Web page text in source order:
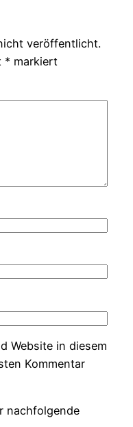
veröffentlicht.
* markiert
Website in diesem
Kommentar
nachfolgende